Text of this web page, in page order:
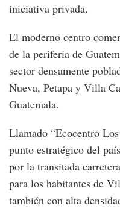
iniciativa privada.
El moderno centro
de la periferia de
sector densamente
Nueva, Petapa y Villa
Guatemala.
Llamado “Ecocentro
punto estratégico del
por la transitada
para los habitantes de
también con alta